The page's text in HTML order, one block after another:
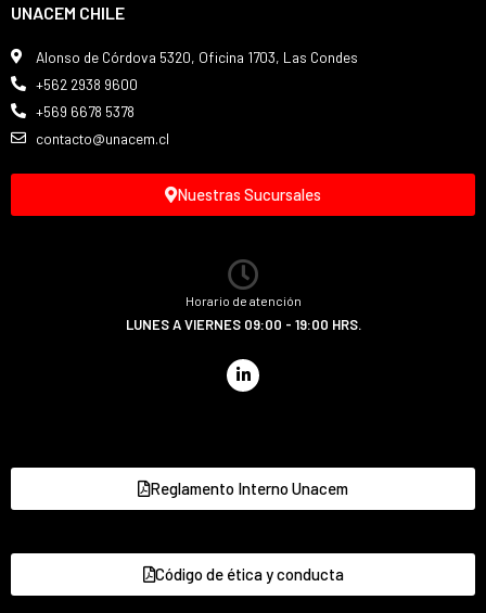
UNACEM CHILE
Alonso de Córdova 5320, Oficina 1703, Las Condes
+562 2938 9600
+569 6678 5378
contacto@unacem.cl
Nuestras Sucursales
Horario de atención
LUNES A VIERNES 09:00 - 19:00 HRS.
Reglamento Interno Unacem
Código de ética y conducta